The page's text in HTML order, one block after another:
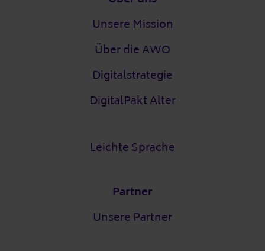
Unsere Mission
Über die AWO
Digitalstrategie
DigitalPakt Alter
Leichte Sprache
Partner
Unsere Partner